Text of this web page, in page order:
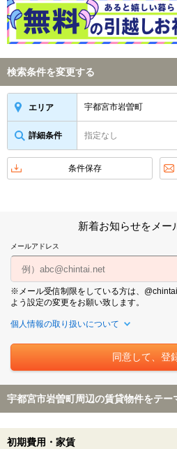
検索条件を変更する
エリア 宇都宮市岩曽町
詳細条件 指定なし
条件保存
新着お知らせをメー
メールアドレス
※メール受信制限をしている方は、
よう設定の変更をお願い致します。
個人情報の取り扱いについて
宇都宮市岩曽町周辺の賃貸物件をテ
初期費用・家賃